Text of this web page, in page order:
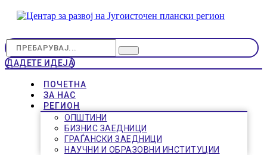
ДАДЕТЕ ИДЕЈА
ПОЧЕТНА
ЗА НАС
РЕГИОН
ОПШТИНИ
БИЗНИС ЗАЕДНИЦИ
ГРАЃАНСКИ ЗАЕДНИЦИ
НАУЧНИ И ОБРАЗОВНИ ИНСТИТУЦИИ